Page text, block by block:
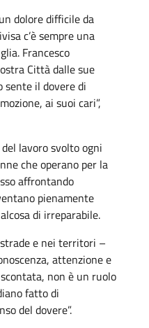
dolore difficile da
c’è sempre una
Francesco
Città dalle sue
sente il dovere di
ai suoi cari”,
lavoro svolto ogni
che operano per la
affrontando
pienamente
di irreparabile.
e nei territori –
attenzione e
non è un ruolo
fatto di
del dovere”.